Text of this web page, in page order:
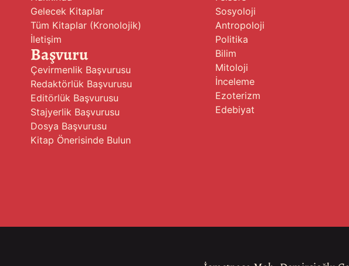
Gelecek Kitaplar
Tüm Kitaplar (Kronolojik)
İletişim
Başvuru
Çevirmenlik Başvurusu
Redaktörlük Başvurusu
Editörlük Başvurusu
Stajyerlik Başvurusu
Dosya Başvurusu
Kitap Önerisinde Bulun
Sosyoloji
Antropoloji
Politika
Bilim
Mitoloji
İnceleme
Ezoterizm
Edebiyat